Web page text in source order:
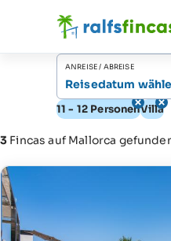
ANREISE / ABREISE
Reisedatum
11 - 12 PersonenVilla
3 Fincas auf Mallorca